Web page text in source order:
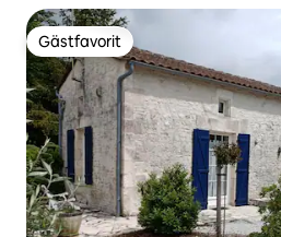
Gästfavorit
Gästfavorit